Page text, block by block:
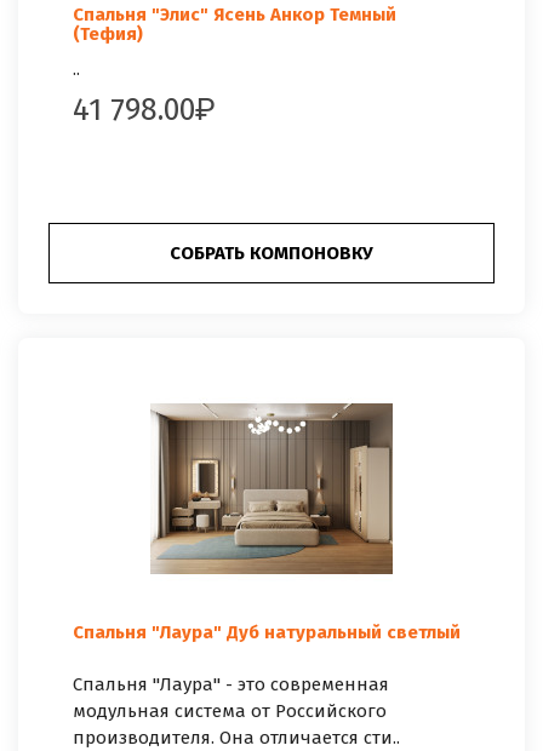
Спальня "Элис" Ясень Анкор Темный
(Тефия)
..
41 798.00
СОБРАТЬ КОМПОНОВКУ
Спальня "Лаура" Дуб натуральный светлый
Спальня "Лаура" - это современная
модульная система от Российского
производителя. Она отличается сти..